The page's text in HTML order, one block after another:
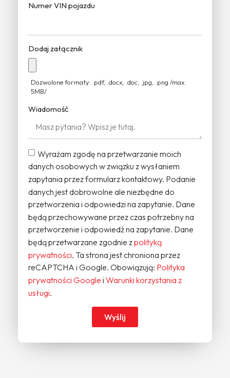
Numer VIN pojazdu
Dodaj załącznik
Dozwolone formaty: .pdf, .docx, .doc, .jpg, .png /max.
5MB/
Wiadomość
Wyrażam zgodę na przetwarzanie moich
danych osobowych w związku z wysłaniem
zapytania przez formularz kontaktowy. Podanie
danych jest dobrowolne ale niezbędne do
przetworzenia i odpowiedzi na zapytanie. Dane
będą przechowywane przez czas potrzebny na
przetworzenie i odpowiedź na zapytanie. Dane
będą przetwarzane zgodnie zpolityką
prywatności. Ta strona jest chroniona przez
reCAPTCHA i Google. Obowiązują: Polityka
prywatności Google i Warunki korzystania z
usługi.
Wyślij